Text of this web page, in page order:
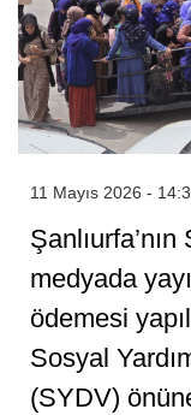
11 Mayıs 2026 -
medyada
ödemesi
Sosyal
(SYDV)